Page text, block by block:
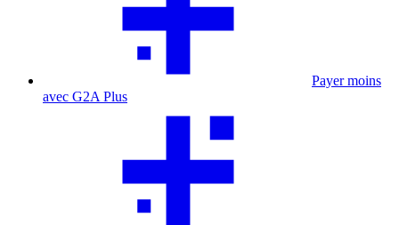
Payer moins
avec G2A Plus